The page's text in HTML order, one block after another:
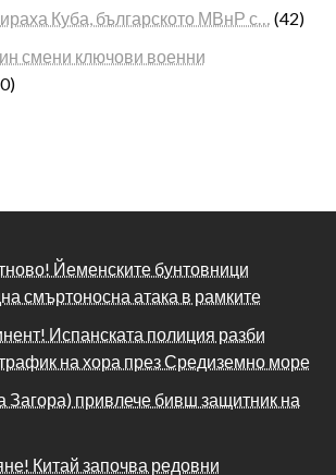
Куба, българското МВнР с… (42)
смени ключови военни
Йеменските бунтовници
смъртоносна атака в рамките
Испанската полиция разби
на хора през Средиземно море
Загора) привлече бивш защитник на
Китай започва редовни